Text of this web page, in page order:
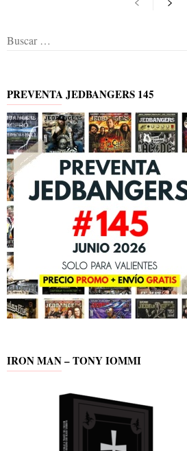
Buscar:
PREVENTA JEDBANGERS 145
IRON MAN – TONY IOMMI